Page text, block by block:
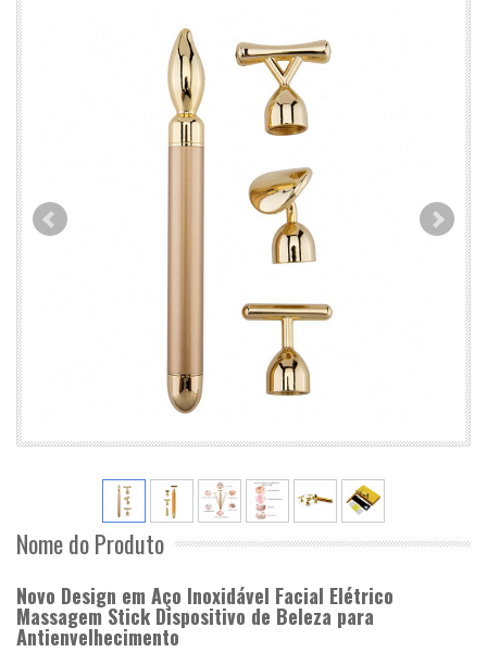
Nome do Produto
Novo Design em Aço Inoxidável Facial Elétrico
Massagem Stick Dispositivo de Beleza para
Antienvelhecimento